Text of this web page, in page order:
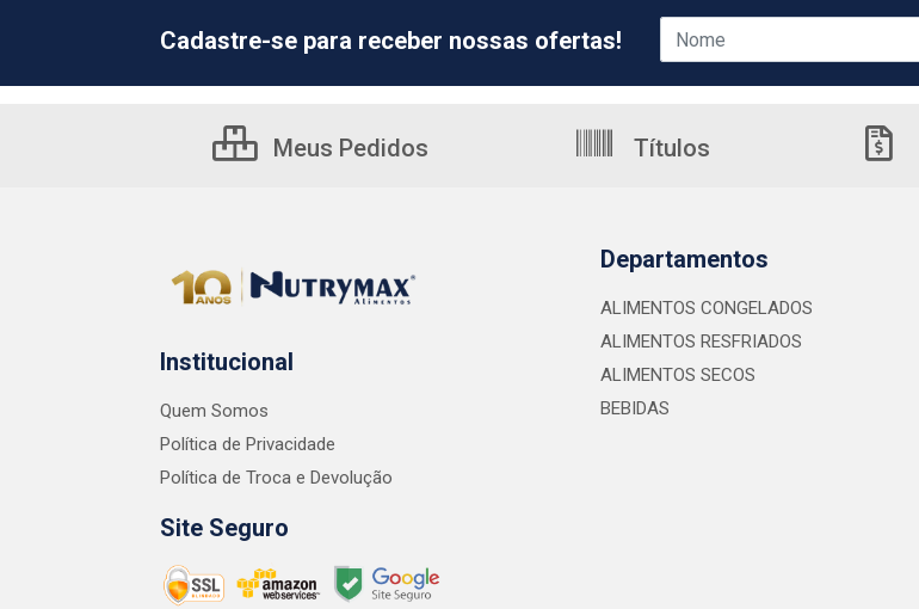
Cadastre-se para receber nossas ofertas!
Meus Pedidos Títulos
Institucional
Quem Somos
Política de Privacidade
Política de Troca e Devolução
Site Seguro
Departamentos
ALIMENTOS CONGELADOS
ALIMENTOS RESFRIADOS
ALIMENTOS SECOS
BEBIDAS